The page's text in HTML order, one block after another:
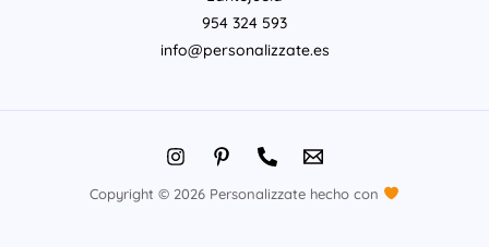
954 324 593
info@personalizzate.es
Copyright © 2026 Personalizzate hecho con